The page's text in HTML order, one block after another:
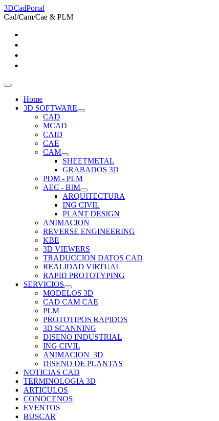
3DCadPortal
Cad/Cam/Cae & PLM
Home
3D SOFTWARE
CAD
MCAD
CAID
CAE
CAM
SHEETMETAL
GRABADOS 3D
PDM - PLM
AEC - BIM
ARQUITECTURA
ING CIVIL
PLANT DESIGN
ANIMACION
REVERSE ENGINEERING
KBE
3D VIEWERS
TRADUCCION DATOS CAD
REALIDAD VIRTUAL
RAPID PROTOTYPING
SERVICIOS
MODELOS 3D
CAD CAM CAE
PLM
PROTOTIPOS RAPIDOS
3D SCANNING
DISENO INDUSTRIAL
ING CIVIL
ANIMACION_3D
DISENO DE PLANTAS
NOTICIAS CAD
TERMINOLOGIA 3D
ARTICULOS
CONOCENOS
EVENTOS
BUSCAR